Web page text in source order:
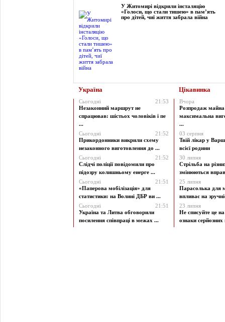
У Житомирі відкрили інсталяцію
«Голоси, що стали тишею» в пам’ять
про дітей, чиї життя забрала війна
Україна Цікавинка
Сьогодні
21:53
Незаконний маршрут не
спрацював: шістьох чоловіків і пе
...
Сьогодні
21:52
Прикордонники викрили схему
незаконного виготовлення до ...
Сьогодні
21:52
Слідчі поліції повідомили про
підозру колишньому енерге ...
Сьогодні
21:51
«Паперова мобілізація» для
статистики: на Волині ДБР ви ...
Сьогодні
21:51
Україна та Литва обговорили
посилення співпраці в межах ...
Вчора
Розпродаж майна
максимальна
...
03 серпня
Твій лікар у
всієї родини
30 липня
Стрільба на
змінюються
25 липня
Парасолька для
впливає на
23 липня
Не списуйте це
ознаки